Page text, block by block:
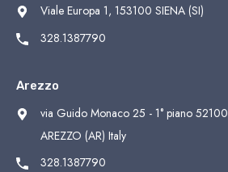
Viale Europa 1, 153100 SIENA (SI)
328.1387790
Arezzo
via Guido Monaco 25 - 1° piano 52100
AREZZO (AR) Italy
328.1387790